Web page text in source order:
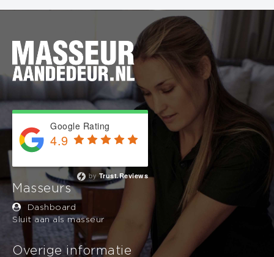
60 minuten
90 minuten
120 minuten
240 minuten
Max aantal personen
: Let op: de tijd kan
over meerdere personen verdeeld worden. U
boekt altijd bij één masseur.
Google Rating
4.9
byTrust.Reviews
Masseurs
Dashboard
Sluit aan als masseur
Overige informatie